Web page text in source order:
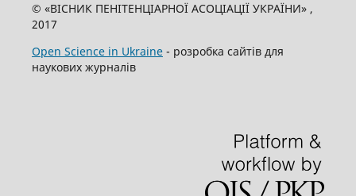
© «ВІСНИК ПЕНІТЕНЦІАРНОЇ АСОЦІАЦІЇ УКРАЇНИ» ,
2017
Open Science in Ukraine- розробка сайтів для
наукових журналів